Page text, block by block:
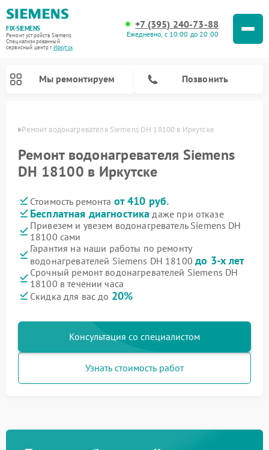
FIX-SIEMENS
Ремонт устройств Siemens
Специализированный
cервисный центр г.Иркутск
+7 (395) 240-73-88
Ежедневно, с 10:00 до 20:00
Мы ремонтируем Позвонить
Ремонт водонагревателя Siemens DH 18100 в Иркутске
Ремонт водонагревателя Siemens
DH 18100 в Иркутске
Стоимость ремонта от 410 руб.
Бесплатная диагностика даже при отказе
Привезем и увезем водонагреватель Siemens DH
18100 сами
Гарантия на наши работы по ремонту
водонагревателей Siemens DH 18100до 3-х лет
Срочный ремонт водонагревателей Siemens DH
18100 в течении часа
Скидка для вас до 20%
Консультация со специалистом
Узнать стоимость работ